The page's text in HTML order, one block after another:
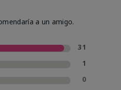
a un amigo.
31
1
0